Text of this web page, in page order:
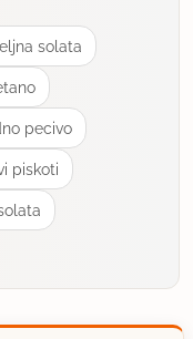
solata
pecivo
piskoti